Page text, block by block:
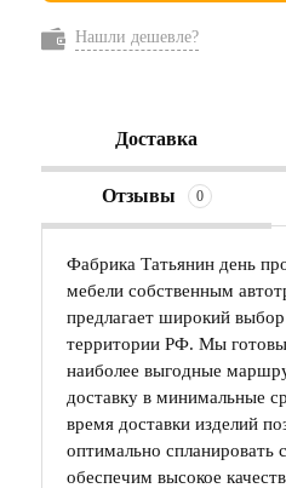
Нашли дешевле?
Доставка
Отзывы 0
Фабрика Татьянин день
мебели собственным
предлагает широкий выбор
территории РФ. Мы
наиболее выгодные
доставку в минимальные
время доставки изделий
оптимально спланировать
обеспечим высокое